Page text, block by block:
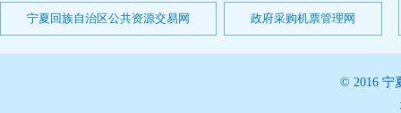
宁夏回族自治区公共资源交易网 政府采购机票管理网
© 2016 宁